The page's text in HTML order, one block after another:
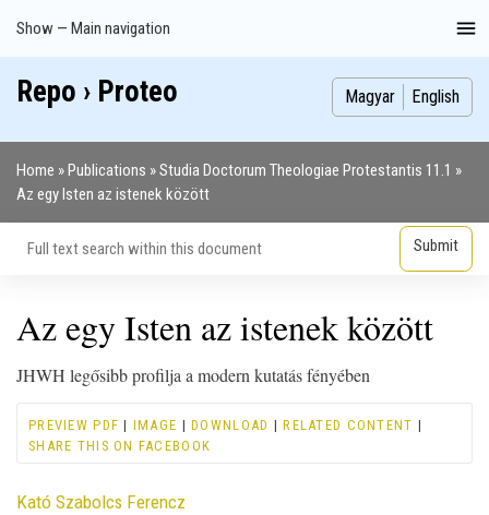
Main
navigation
Show — Main navigation
Index
Publications
Theses
Images
Contributors
Repo › Proteo Magyar English
Breadcrumb
Home Publications
Studia Doctorum Theologiae Protestantis 11.1
Az egy Isten az istenek között
Az egy Isten az istenek között
JHWH legősibb profilja a modern kutatás fényében
PREVIEW PDF | IMAGE |DOWNLOAD |RELATED CONTENT |
SHARE THIS ON FACEBOOK
Contributor
Kató Szabolcs Ferencz